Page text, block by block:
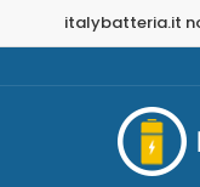
italybatteria.it